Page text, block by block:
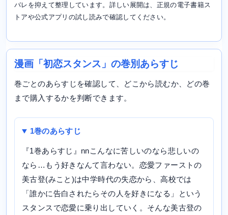
バレを抑えて整理しています。詳しい展開は、正規の電子書籍ス
トアや公式アプリの試し読みで確認してください。
漫画「初恋スタンス」の巻別あらすじ
巻ごとのあらすじを確認して、どこから読むか、どの巻
まで購入するかを判断できます。
1巻のあらすじ
『1巻あらすじ』nnこんなに苦しいのなら悲しいの
なら…もう好きなんて言わない。恋愛ファーストの
美古登(みこと)は中学時代の失恋から、高校では
「誰かに告白されたらその人を好きになる」という
スタンスで恋愛に乗り出していく。そんな美古登の